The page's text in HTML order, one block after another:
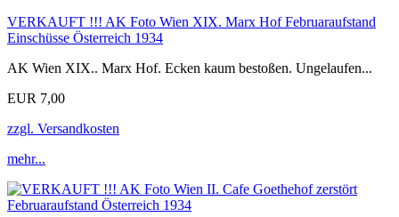
VERKAUFT !!! AK Foto Wien XIX. Marx Hof Februaraufstand
Einschüsse Österreich 1934
AK Wien XIX.. Marx Hof. Ecken kaum bestoßen. Ungelaufen...
EUR 7,00
zzgl. Versandkosten
mehr...